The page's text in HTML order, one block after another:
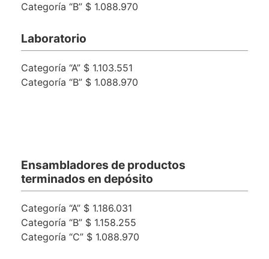
Categoría “B” $ 1.088.970
Laboratorio
Categoría “A” $ 1.103.551
Categoría “B” $ 1.088.970
Ensambladores de productos
terminados en depósito
Categoría “A” $ 1.186.031
Categoría “B” $ 1.158.255
Categoría “C” $ 1.088.970